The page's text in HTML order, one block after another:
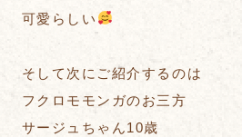
可愛らしい
そして次にご紹介するのは
フクロモモンガのお三方
サージュちゃん10歳